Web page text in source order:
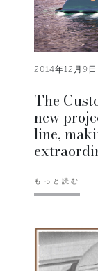
2014年12月9日
The
new
line,
もっと読む